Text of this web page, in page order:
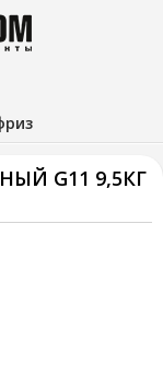
G11 9,5КГ